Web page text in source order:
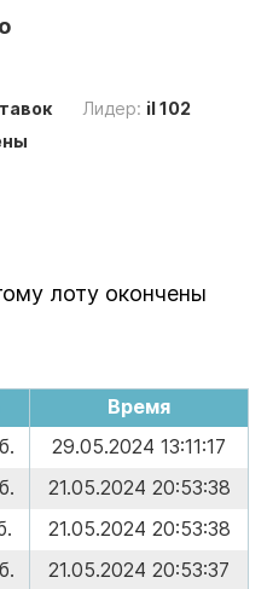
Лидер: il 102
лоту окончены
Время
29.05.2024 13:11:17
21.05.2024 20:53:38
21.05.2024 20:53:38
21.05.2024 20:53:37